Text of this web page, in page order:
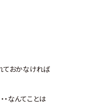
ておかなければ
・なんてことは